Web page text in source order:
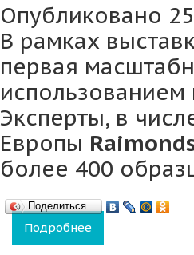
Опубликовано
В рамках
первая
Эксперты, в
Европы
более 400
Поделиться…
Подробнее